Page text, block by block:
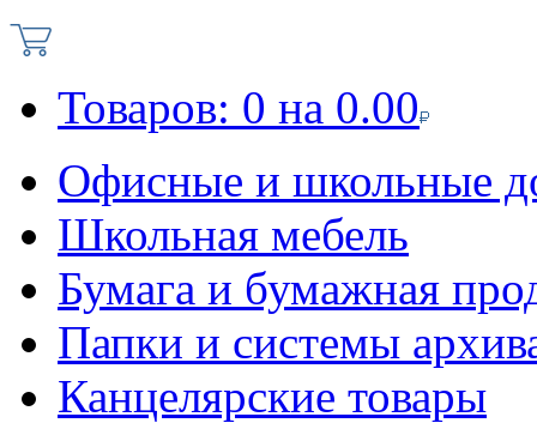
Товаров: 0 на 0.00
Офисные и школьные
Школьная мебель
Бумага и бумажная
Папки и системы
Канцелярские товары